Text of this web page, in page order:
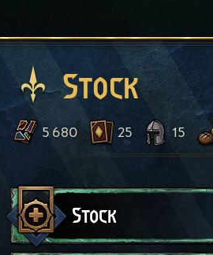
Stock
5 680 25 15
Stock